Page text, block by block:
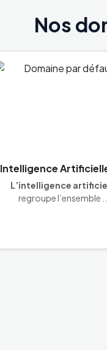
Nos
Intelligence
L’intelligence
regroupe l’ensemble ...